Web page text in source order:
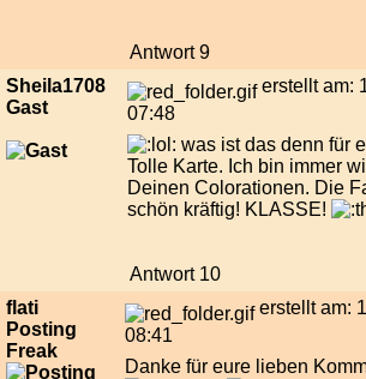
Antwort 9
Sheila1708
Gast
erstellt am:
07:48
was ist das denn für
Tolle Karte. Ich bin immer
Deinen Colorationen. Die
schön kräftig! KLASSE!
Antwort 10
flati
Posting
Freak
erstellt am:
08:41
Danke für eure lieben